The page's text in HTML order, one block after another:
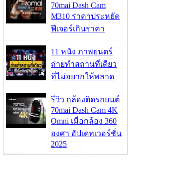
70mai Dash Cam
M310 ราคาประหยัด
ฟีเจอร์เกินราคา
11 หนัง ภาพยนตร์
ถ่ายทำสถานที่เดียว
ที่ไม่อยากให้พลาด
รีวิว กล้องติดรถยนต์
70mai Dash Cam 4K
Omni เมื่อกล้อง 360
องศา อัปเดทเวอร์ชั่น
2025